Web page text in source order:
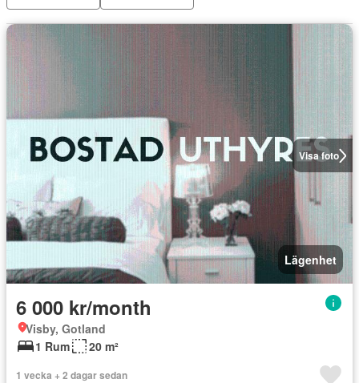
Visa foto
Lägenhet
6 000 kr/month
Visby, Gotland
1 Rum
20 m²
1 vecka + 2 dagar sedan